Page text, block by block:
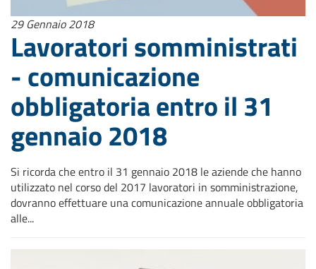
29 Gennaio 2018
Lavoratori somministrati
- comunicazione
obbligatoria entro il 31
gennaio 2018
Si ricorda che entro il 31 gennaio 2018 le aziende che hanno
utilizzato nel corso del 2017 lavoratori in somministrazione,
dovranno effettuare una comunicazione annuale obbligatoria
alle...